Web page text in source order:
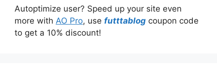
Autoptimize user? Speed up your site even
more with AO Pro, use futttablog coupon code
to get a 10% discount!